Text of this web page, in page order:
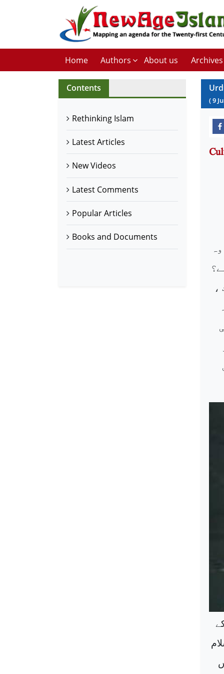
Home Authors About us Archives
Contents
Rethinking Islam
Latest Articles
New Videos
Latest Comments
Popular Articles
Books and Documents
(9
،